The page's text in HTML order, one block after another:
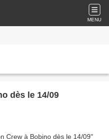
MENU
dès le 14/09